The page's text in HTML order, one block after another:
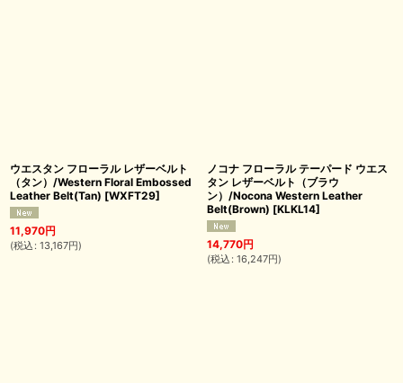
ウエスタン フローラル レザーベルト
（タン）/Western Floral Embossed
Leather Belt(Tan) [WXFT29]
11,970円
(税込 : 13,167円)
ノコナ フローラル テーパード ウエス
タン レザーベルト（ブラウ
ン）/Nocona Western Leather
Belt(Brown) [KLKL14]
14,770円
(税込 : 16,247円)